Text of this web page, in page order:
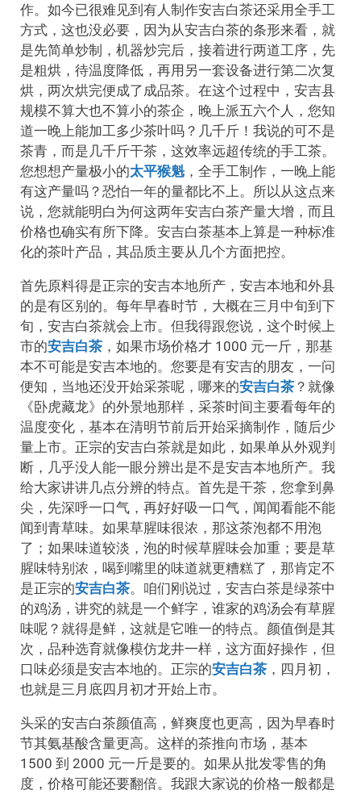
作。如今已很难见到有人制作安吉白茶还采用全手工
方式，这也没必要，因为从安吉白茶的条形来看，就
是先简单炒制，机器炒完后，接着进行两道工序，先
是粗烘，待温度降低，再用另一套设备进行第二次复
烘，两次烘完便成了成品茶。在这个过程中，安吉县
规模不算大也不算小的茶企，晚上派五六个人，您知
道一晚上能加工多少茶叶吗？几千斤！我说的可不是
茶青，而是几千斤干茶，这效率远超传统的手工茶。
您想想产量极小的太平猴魁 ，全手工制作，一晚上能
有这产量吗？恐怕一年的量都比不上。所以从这点来
说，您就能明白为何这两年安吉白茶产量大增，而且
价格也确实有所下降。安吉白茶基本上算是一种标准
化的茶叶产品，其品质主要从几个方面把控。
首先原料得是正宗的安吉本地所产，安吉本地和外县
的是有区别的。每年早春时节，大概在三月中旬到下
旬，安吉白茶就会上市。但我得跟您说，这个时候上
市的安吉白茶 ，如果市场价格才 1000 元一斤，那基
本不可能是安吉本地的。您要是有安吉的朋友，一问
便知，当地还没开始采茶呢，哪来的安吉白茶 ？就像
《卧虎藏龙》的外景地那样，采茶时间主要看每年的
温度变化，基本在清明节前后开始采摘制作，随后少
量上市。正宗的安吉白茶就是如此，如果单从外观判
断，几乎没人能一眼分辨出是不是安吉本地所产。我
给大家讲讲几点分辨的特点。首先是干茶，您拿到鼻
尖，先深呼一口气，再好好吸一口气，闻闻看能不能
闻到青草味。如果草腥味很浓，那这茶泡都不用泡
了；如果味道较淡，泡的时候草腥味会加重；要是草
腥味特别浓，喝到嘴里的味道就更糟糕了，那肯定不
是正宗的安吉白茶。咱们刚说过，安吉白茶是绿茶中
的鸡汤，讲究的就是一个鲜字，谁家的鸡汤会有草腥
味呢？就得是鲜，这就是它唯一的特点。颜值倒是其
次，品种选育就像模仿龙井一样，这方面好操作，但
口味必须是安吉本地的。正宗的安吉白茶 ，四月初，
也就是三月底四月初才开始上市。
头采的安吉白茶颜值高，鲜爽度也更高，因为早春时
节其氨基酸含量更高。这样的茶推向市场，基本
1500 到 2000 元一斤是要的。如果从批发零售的角
度，价格可能还要翻倍。我跟大家说的价格一般都是